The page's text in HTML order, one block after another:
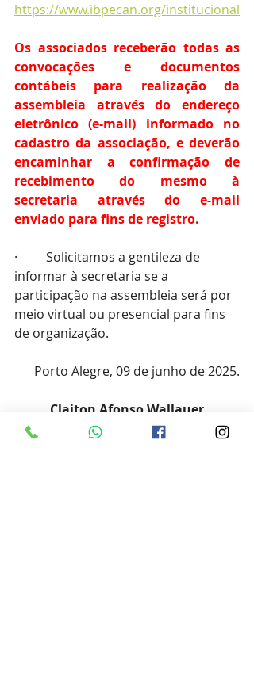
https://www.ibpecan.org/institucional
Os associados receberão todas as
convocações e documentos
contábeis para realização da
assembleia através do endereço
eletrônico (e-mail) informado no
cadastro da associação, e deverão
encaminhar a confirmação de
recebimento do mesmo à
secretaria através do e-mail
enviado para fins de registro.
·         Solicitamos a gentileza de
informar à secretaria se a
participação na assembleia será por
meio virtual ou presencial para fins
de organização.
Porto Alegre, 09 de junho de 2025.
Claiton Afonso Wallauer
Presidente do IBPecan